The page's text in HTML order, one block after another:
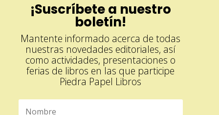
¡Suscríbete a nuestro
boletín!
Mantente informado acerca de todas
nuestras novedades editoriales, así
como actividades, presentaciones o
ferias de libros en las que participe
Piedra Papel Libros